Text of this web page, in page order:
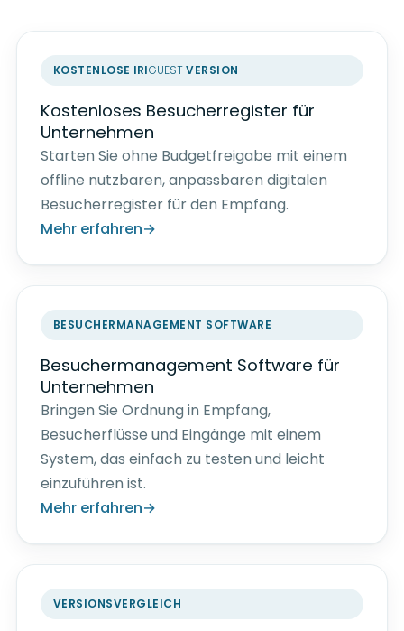
KOSTENLOSE IRIGUESTVERSION
Kostenloses Besucherregister für
Unternehmen
Starten Sie ohne Budgetfreigabe mit einem
offline nutzbaren, anpassbaren digitalen
Besucherregister für den Empfang.
Mehr erfahren
BESUCHERMANAGEMENT SOFTWARE
Besuchermanagement Software für
Unternehmen
Bringen Sie Ordnung in Empfang,
Besucherflüsse und Eingänge mit einem
System, das einfach zu testen und leicht
einzuführen ist.
Mehr erfahren
VERSIONSVERGLEICH